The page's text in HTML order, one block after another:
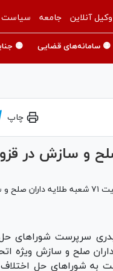
وکیل آنلاین جامعه سیاست
🟡 سامانه‌های قضایی 🟡
چاپ
داد.
سرپرست شورا‌های
صلح و سازش ویژه
به شورا‌های حل اختلاف